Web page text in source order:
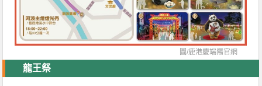
圖/鹿港慶端陽官網
龍王祭